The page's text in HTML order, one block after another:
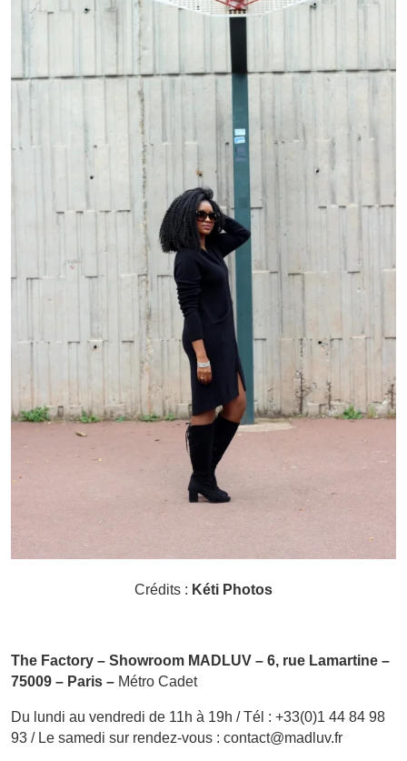
Crédits : Kéti Photos
The Factory – Showroom MADLUV – 6, rue Lamartine –
75009 – Paris – Métro Cadet
Du lundi au vendredi de 11h à 19h / Tél : +33(0)1 44 84 98
93 / Le samedi sur rendez-vous : contact@madluv.fr